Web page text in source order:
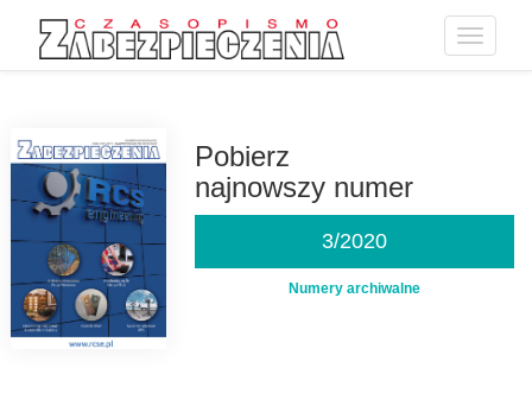
Toggle
Pobierz
najnowszy numer
3/2020
Numery archiwalne